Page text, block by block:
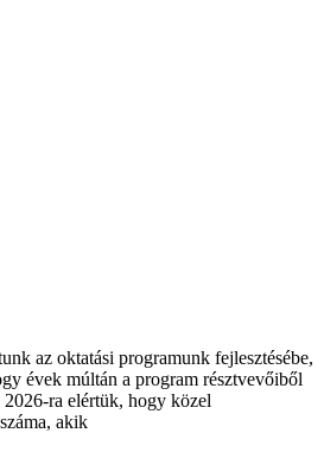
az oktatási programunk fejlesztésébe,
évek múltán a program résztvevőiből
ra elértük, hogy közel
akik